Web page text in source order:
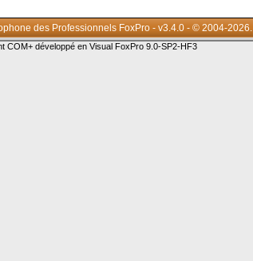
des Professionnels FoxPro - v3.4.0 - © 2004-2026.
COM+ développé en Visual FoxPro 9.0-SP2-HF3